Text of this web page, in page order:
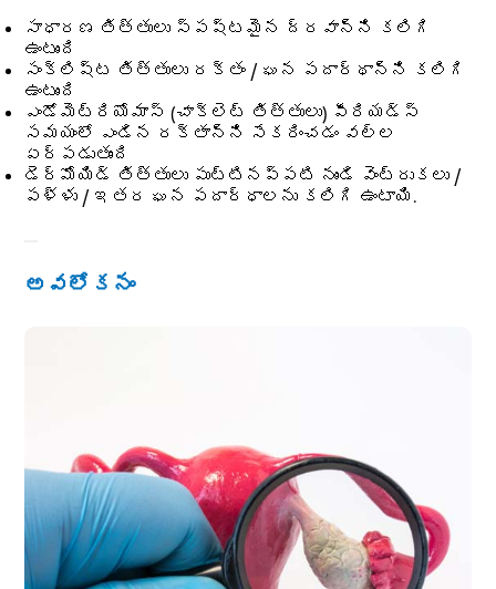
సాధారణ తిత్తులు స్పష్టమైన ద్రవాన్ని కలిగి
ఉంటుంది
సంక్లిష్ట తిత్తులు రక్తం / ఘన పదార్థాన్ని కలిగి
ఉంటుంది
ఎండోమెట్రియోమాస్ (చాక్లెట్ తిత్తులు) పీరియడ్స్
సమయంలో ఎండిన రక్తాన్ని సేకరించడం వల్ల
ఏర్పడుతుంది
డెర్మోయిడ్ తిత్తులు పుట్టినప్పటి నుండి వెంట్రుకలు /
పళ్ళు / ఇతర ఘన పదార్ధాలను కలిగి ఉంటాయి.
అవలోకనం